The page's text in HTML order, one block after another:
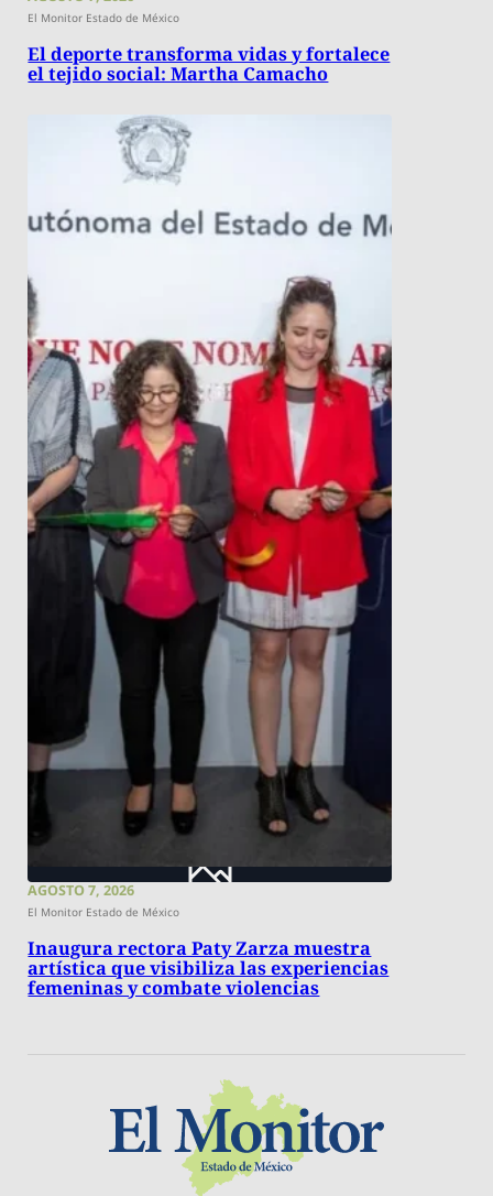
El Monitor Estado de México
El deporte transforma vidas y fortalece
el tejido social: Martha Camacho
AGOSTO 7, 2026
El Monitor Estado de México
Inaugura rectora Paty Zarza muestra
artística que visibiliza las experiencias
femeninas y combate violencias